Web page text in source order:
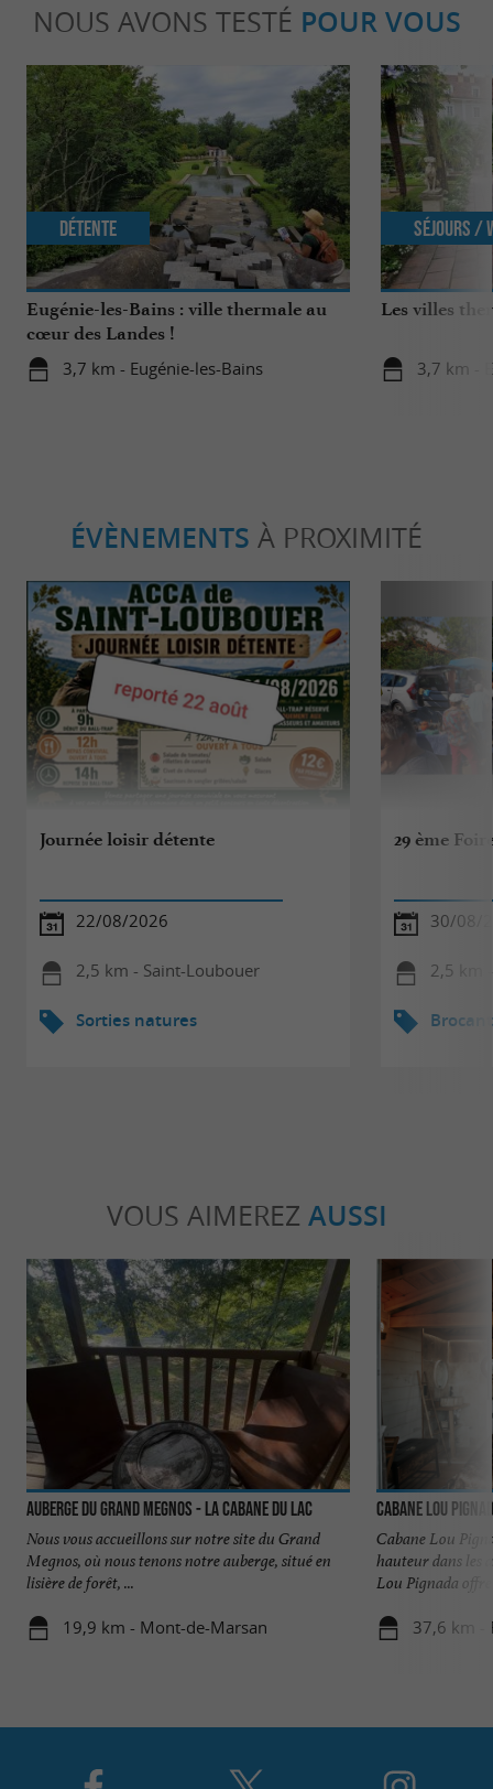
NOUS AVONS TESTÉ POUR VOUS
Eugénie-les-Bains : ville thermale au
cœur des Landes !
3,7 km - Eugénie-les-Bains
Détente
Les villes
3,7 km -
Séjours /
ÉVÈNEMENTS À PROXIMITÉ
Journée loisir détente
22/08/2026
2,5 km - Saint-Loubouer
Sorties natures
29 ème
30/08/
2,5 km
VOUS AIMEREZ AUSSI
Auberge du Grand Megnos - La Cabane du Lac
Nous vous accueillons sur notre site du Grand
Megnos, où nous tenons notre auberge, situé en
lisière de forêt, ...
19,9 km - Mont-de-Marsan
Cabane Lou
Cabane Lou
hauteur dans les
Lou Pignada
37,6 km -